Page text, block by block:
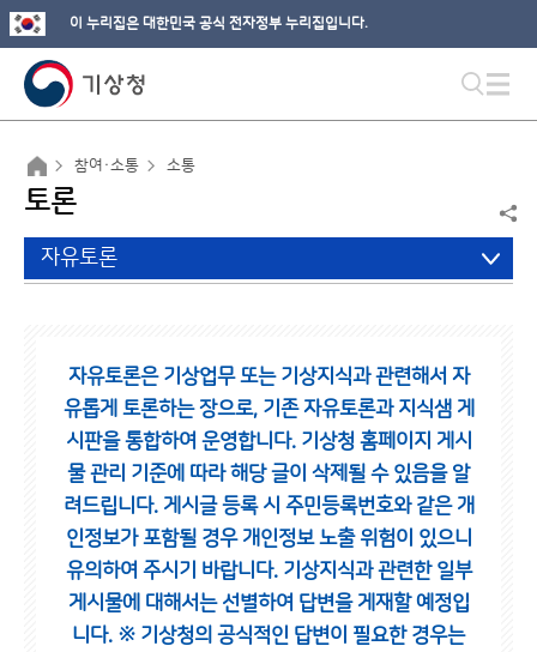
이 누리집은 대한민국 공식 전자정부 누리집입니다.
참여·소통 소통
토론
자유토론
자유토론은 기상업무 또는 기상지식과 관련해서 자
유롭게 토론하는 장으로, 기존 자유토론과 지식샘 게
시판을 통합하여 운영합니다. 기상청 홈페이지 게시
물 관리 기준에 따라 해당 글이 삭제될 수 있음을 알
려드립니다. 게시글 등록 시 주민등록번호와 같은 개
인정보가 포함될 경우 개인정보 노출 위험이 있으니
유의하여 주시기 바랍니다. 기상지식과 관련한 일부
게시물에 대해서는 선별하여 답변을 게재할 예정입
니다. ※ 기상청의 공식적인 답변이 필요한 경우는